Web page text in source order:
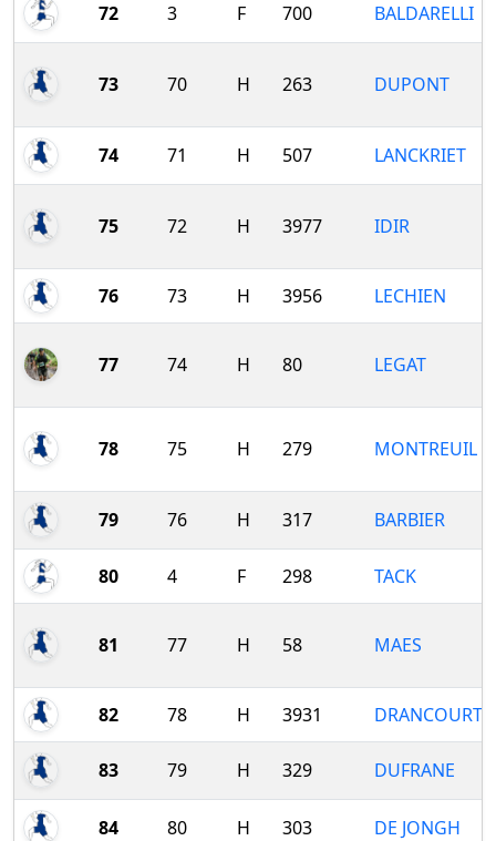
72 3 F 700 BALDARELLI
73 70 H 263 DUPONT
74 71 H 507 LANCKRIET
75 72 H 3977 IDIR
76 73 H 3956 LECHIEN
77 74 H 80 LEGAT
78 75 H 279 MONTREUIL
79 76 H 317 BARBIER
80 4 F 298 TACK
81 77 H 58 MAES
82 78 H 3931 DRANCOURT
83 79 H 329 DUFRANE
84 80 H 303 DE JONGH